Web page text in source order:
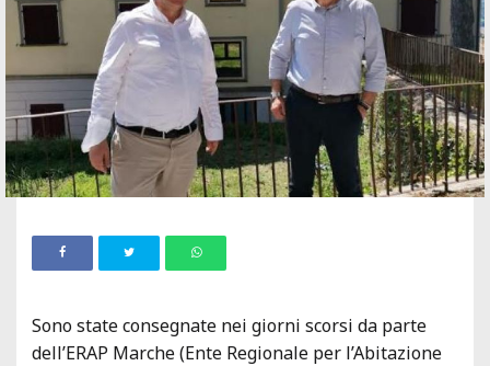
Sono state consegnate nei giorni scorsi da parte
dell’ERAP Marche (Ente Regionale per l’Abitazione